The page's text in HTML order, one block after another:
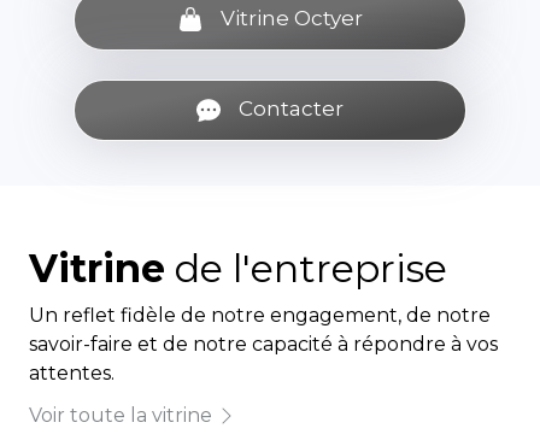
Vitrine Octyer
Contacter
Vitrine de l'entreprise
Un reflet fidèle de notre engagement, de notre
savoir-faire et de notre capacité à répondre à vos
attentes.
Voir toute la vitrine